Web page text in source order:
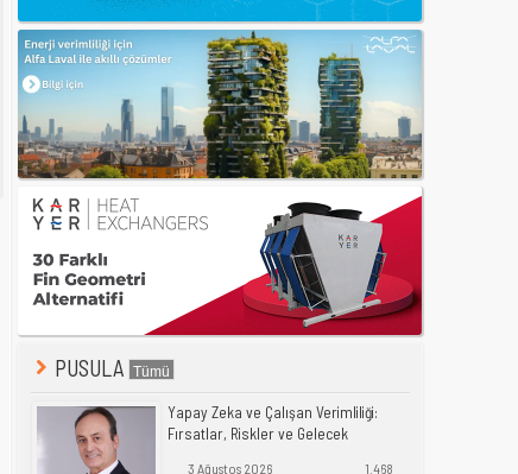
PUSULA
Yapay Zeka ve Çalışan Verimliliği:
Fırsatlar, Riskler ve Gelecek
3 Ağustos 2026 1.468